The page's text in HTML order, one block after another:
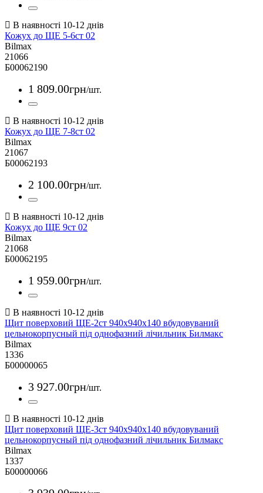
Кожух до ЩЕ 5-6ст 02
Bilmax
21066
Б00062190
1 809.00грн/шт.
Кожух до ЩЕ 7-8ст 02
Bilmax
21067
Б00062193
2 100.00грн/шт.
Кожух до ЩЕ 9ст 02
Bilmax
21068
Б00062195
1 959.00грн/шт.
Щит поверховий ЩЕ-2ст 940х940х140 вбудовуваний
цельнокорпусный під однофазний лічильник Билмакс
Bilmax
1336
Б00000065
3 927.00грн/шт.
Щит поверховий ЩЕ-3ст 940х940х140 вбудовуваний
цельнокорпусный під однофазний лічильник Билмакс
Bilmax
1337
Б00000066